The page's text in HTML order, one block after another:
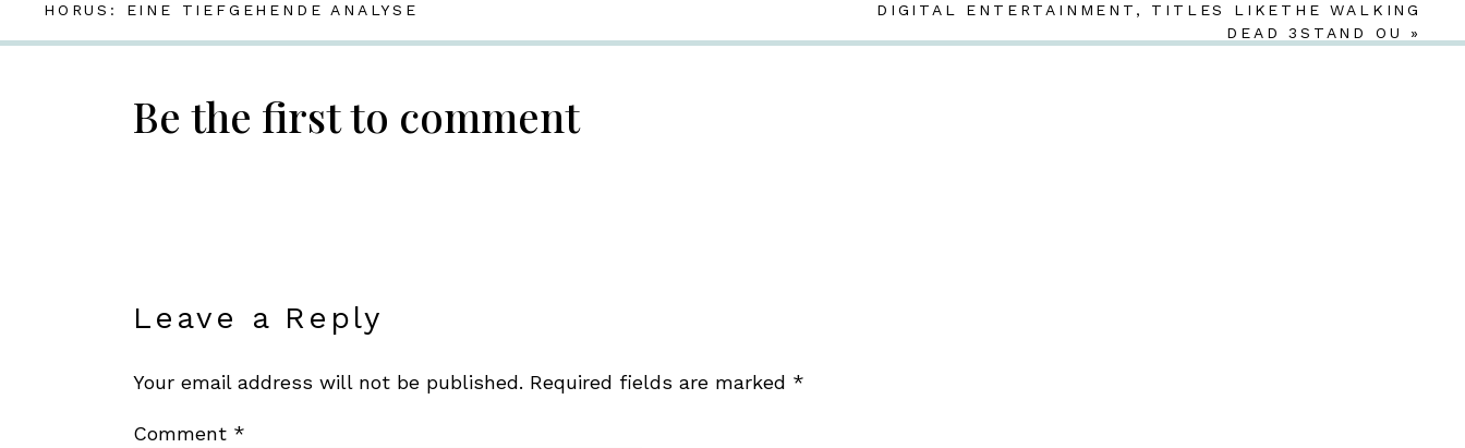
HORUS: EINE TIEFGEHENDE ANALYSE
DIGITAL ENTERTAINMENT, TITLES LIKETHE WALKING
DEAD 3STAND OU
»
Be the first to comment
Leave a Reply
Your email address will not be published. Required fields are marked *
Comment *